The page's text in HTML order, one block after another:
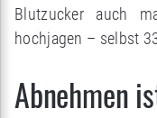
Blutzucker auch
hochjagen – selbst
Abnehmen